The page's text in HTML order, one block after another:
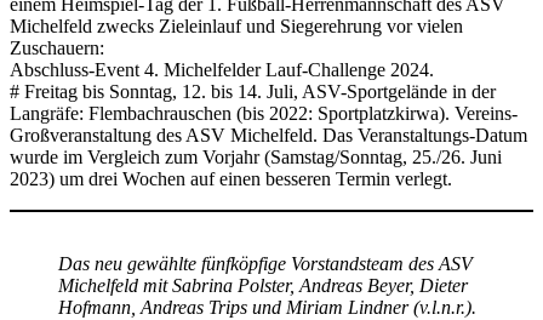
einem Heimspiel-Tag der 1. Fußball-Herrenmannschaft des ASV
Michelfeld zwecks Zieleinlauf und Siegerehrung vor vielen
Zuschauern:
Abschluss-Event 4. Michelfelder Lauf-Challenge 2024.
# Freitag bis Sonntag, 12. bis 14. Juli, ASV-Sportgelände in der
Langräfe: Flembachrauschen (bis 2022: Sportplatzkirwa). Vereins-
Großveranstaltung des ASV Michelfeld. Das Veranstaltungs-Datum
wurde im Vergleich zum Vorjahr (Samstag/Sonntag, 25./26. Juni
2023) um drei Wochen auf einen besseren Termin verlegt.
Das neu gewählte fünfköpfige Vorstandsteam des ASV
Michelfeld mit Sabrina Polster, Andreas Beyer, Dieter
Hofmann, Andreas Trips und Miriam Lindner (v.l.n.r.).